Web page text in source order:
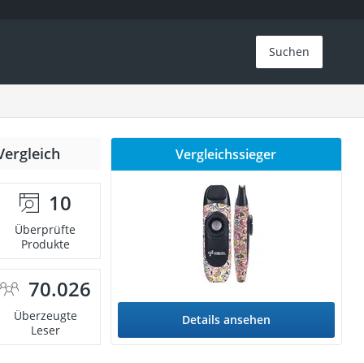
Suchen
10
Überprüfte
Produkte
70.026
Überzeugte
Leser
Vergleichssieger
Details ansehen